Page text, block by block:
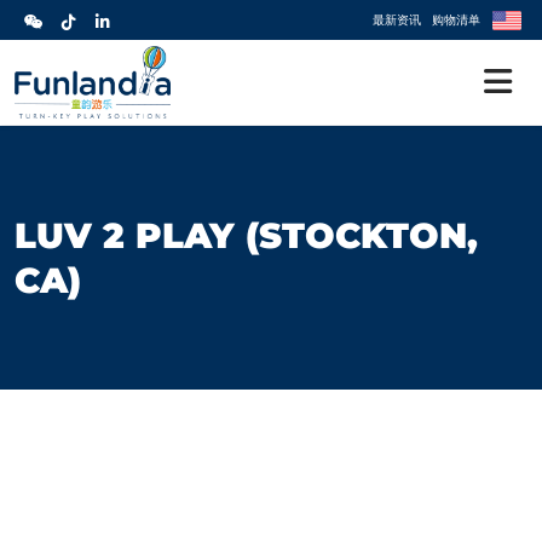
最新资讯 购物清单
LUV 2 PLAY (STOCKTON,
CA)